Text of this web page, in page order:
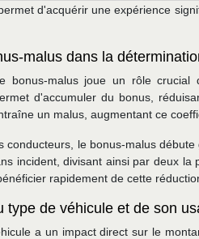
d'acquérir une expérience
malus dans la
bonus-malus joue un rôle crucial
d'accumuler du bonus,
un malus, augmentant ce
conducteurs, le bonus-malus
incident, divisant ainsi par deux
rapidement de cette
type de véhicule et de son
a un impact direct sur le